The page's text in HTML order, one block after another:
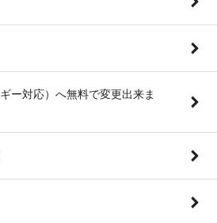
ー対応）へ無料で変更出来ま